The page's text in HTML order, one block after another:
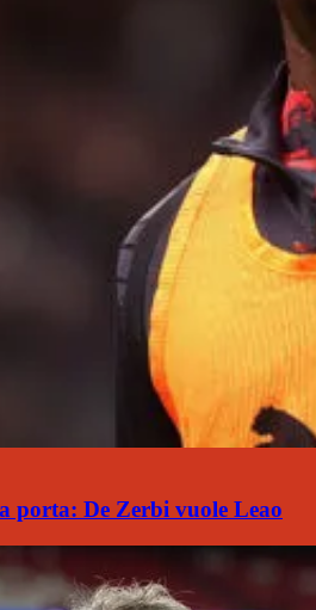
porta: De Zerbi vuole Leao